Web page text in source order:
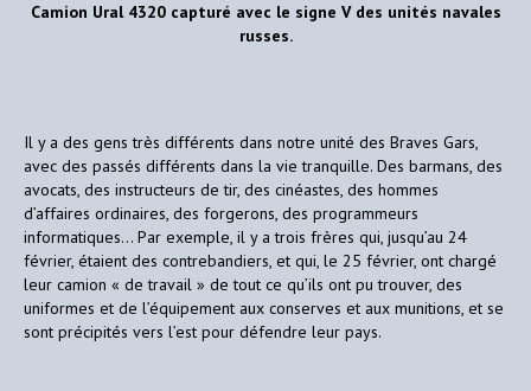
Camion Ural 4320 capturé avec le signe V des unités navales
russes.
Il y a des gens très différents dans notre unité des Braves Gars,
avec des passés différents dans la vie tranquille. Des barmans, des
avocats, des instructeurs de tir, des cinéastes, des hommes
d’affaires ordinaires, des forgerons, des programmeurs
informatiques… Par exemple, il y a trois frères qui, jusqu’au 24
février, étaient des contrebandiers, et qui, le 25 février, ont chargé
leur camion « de travail » de tout ce qu’ils ont pu trouver, des
uniformes et de l’équipement aux conserves et aux munitions, et se
sont précipités vers l’est pour défendre leur pays.